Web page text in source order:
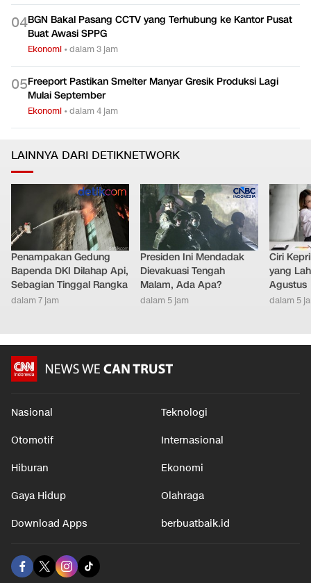
04BGN Bakal Pasang CCTV yang Terhubung ke Kantor Pusat
Buat Awasi SPPG
Ekonomi •dalam 3 jam
05Freeport Pastikan Smelter Manyar Gresik Produksi Lagi
Mulai September
Ekonomi •dalam 4 jam
LAINNYA DARI DETIKNETWORK
Penampakan Gedung
Bapenda DKI Dilahap Api,
Sebagian Tinggal Rangka
dalam 7 jam
Presiden Ini Mendadak
Dievakuasi Tengah
Malam, Ada Apa?
dalam 5 jam
Ciri
yang
Agustus
dalam 5
Nasional Teknologi
Otomotif Internasional
Hiburan Ekonomi
Gaya Hidup Olahraga
Download Apps berbuatbaik.id